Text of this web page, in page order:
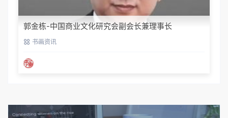
郭金栋-中国商业文化研究会副会长兼理事长
书画资讯